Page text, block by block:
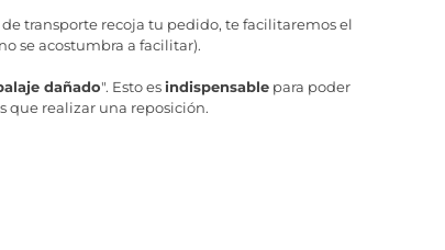
transporte recoja tu pedido, te facilitaremos el
se acostumbra a facilitar).
dañado". Esto esindispensablepara poder
que realizar una reposición.